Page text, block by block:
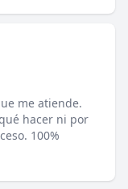
me atiende.
hacer ni por
100%